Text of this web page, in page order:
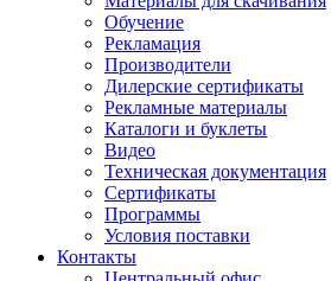
Обучение
Рекламация
Производители
Дилерские сертификаты
Рекламные материалы
Каталоги и буклеты
Видео
Техническая документация
Сертификаты
Программы
Условия поставки
Контакты